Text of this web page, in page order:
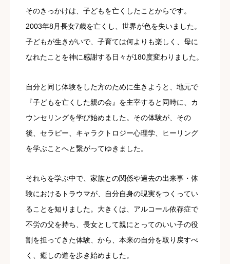
そのきっかけは、子どもを亡くしたことからです。
2003年8月長女7歳を亡くし、世界が色を失いました。
子どもが生きがいで、子育ては何よりも楽しく、母に
なれたことを神に感謝する日々が180度変わりました。
自分と同じ体験をした方のために生きようと、地元で
『子どもを亡くした親の会』を主宰すると同時に、カ
ウンセリングを学び始めました。その体験が、その
後、セラピー、キャラクトロジー心理学、ヒーリング
を学ぶことへと繋がってゆきました。
それらを学ぶ中で、家族との関係や過去の出来事・体
験におけるトラウマが、自分自身の現実をつくってい
ることを知りました。大きくは、アルコール依存症で
不労の父を持ち、長女として親にとってのいい子の役
割を担ってきた体験、から、本来の自分を取り戻すべ
く、癒しの道を歩き始めました。